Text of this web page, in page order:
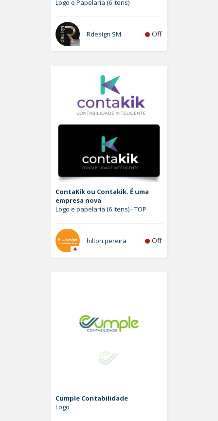
Logo e Papelaria (6 itens)
Rdesign SM Off
ContaKik ou Contakik. É uma
empresa nova
Logo e papelaria (6 itens) - TOP
hilton.pereira Off
Cumple Contabilidade
Logo